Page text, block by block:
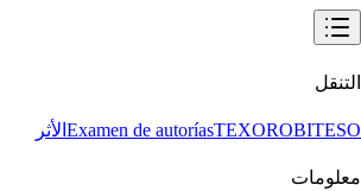
التنقل
Examen de autoríasTEXOROBITESO الأثر
معلومات